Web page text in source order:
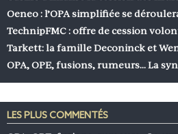
Oeneo : l’OPA simplifiée se
TechnipFMC : offre de cession
Tarkett: la famille Deconinck et
OPA, OPE, fusions, rumeurs… La
LES PLUS COMMENTÉS